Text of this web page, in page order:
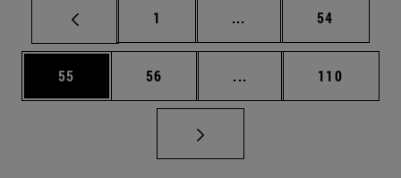
Página
1 ... Páginas intermedias
Página
54
Página
55 Página
56 ... Páginas intermedias
Página
110